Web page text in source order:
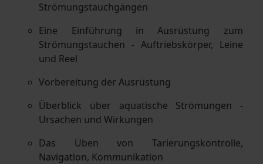
Strömungstauchgängen
Eine Einführung in Ausrüstung zum
Strömungstauchen - Auftriebskörper, Leine
und Reel
Vorbereitung der Ausrüstung
Überblick über aquatische Strömungen -
Ursachen und Wirkungen
Das Üben von Tarierungskontrolle,
Navigation, Kommunikation